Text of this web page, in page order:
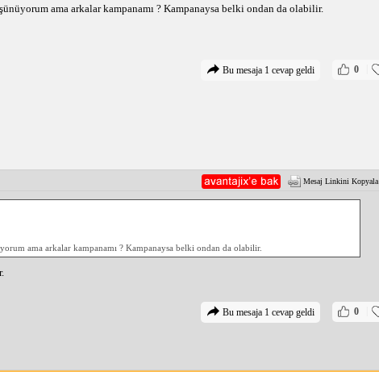
ama arkalar kampanamı ? Kampanaysa belki ondan da olabilir.
0
Bu mesaja 1 cevap geldi
Mesaj Linkini Kopyala
ama arkalar kampanamı ? Kampanaysa belki ondan da olabilir.
0
Bu mesaja 1 cevap geldi